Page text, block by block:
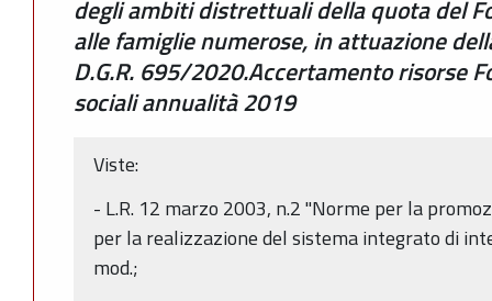
degli ambiti distrettuali della quota del
alle famiglie numerose, in attuazione
D.G.R. 695/2020.Accertamento risorse
sociali annualità 2019
Viste:
- L.R. 12 marzo 2003, n.2 "Norme per la
per la realizzazione del sistema integrato di
mod.;